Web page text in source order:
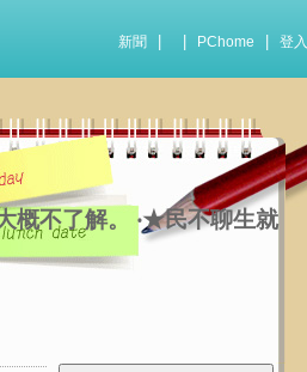
新聞 PChome 登入
大概不了解。 ‧★民不聊生就